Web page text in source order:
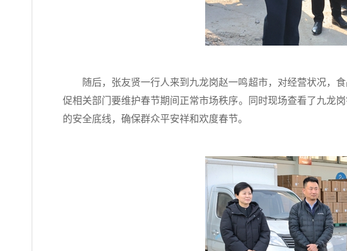
随后，张友贤一行人来到九龙岗赵一鸣超市，对经营状况，
促相关部门要维护春节期间正常市场秩序。同时现场查看了九龙
的安全底线，确保群众平安祥和欢度春节。